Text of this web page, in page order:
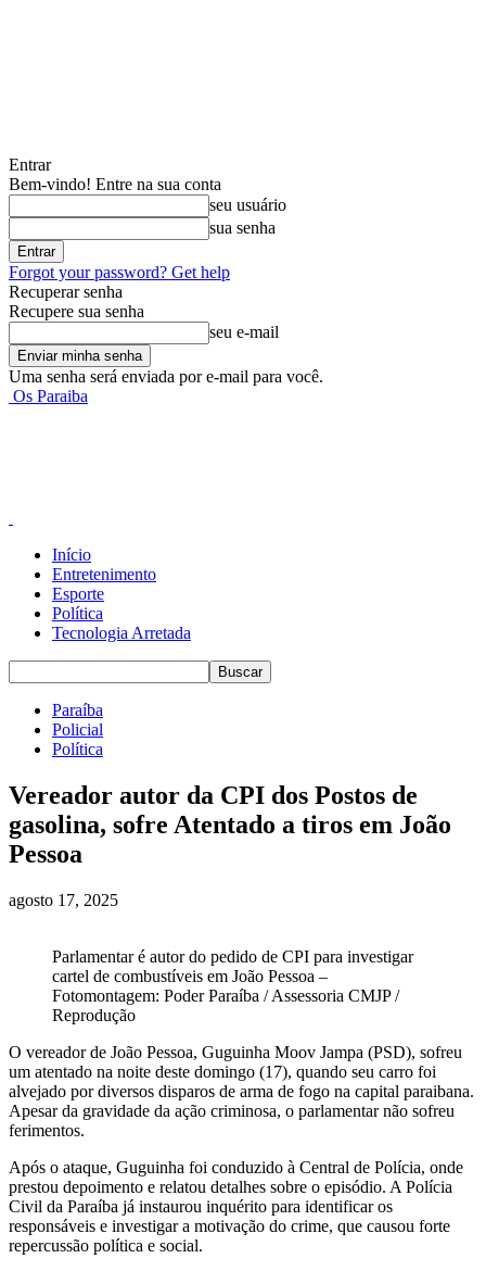
Entrar
Bem-vindo! Entre na sua conta
seu usuário
sua senha
Forgot your password? Get help
Recuperar senha
Recupere sua senha
seu e-mail
Uma senha será enviada por e-mail para você.
Os Paraiba
Início
Entretenimento
Esporte
Política
Tecnologia Arretada
Paraíba
Policial
Política
Vereador autor da CPI dos Postos de
gasolina, sofre Atentado a tiros em João
Pessoa
agosto 17, 2025
Parlamentar é autor do pedido de CPI para investigar
cartel de combustíveis em João Pessoa –
Fotomontagem: Poder Paraíba / Assessoria CMJP /
Reprodução
O vereador de João Pessoa, Guguinha Moov Jampa (PSD), sofreu
um atentado na noite deste domingo (17), quando seu carro foi
alvejado por diversos disparos de arma de fogo na capital paraibana.
Apesar da gravidade da ação criminosa, o parlamentar não sofreu
ferimentos.
Após o ataque, Guguinha foi conduzido à Central de Polícia, onde
prestou depoimento e relatou detalhes sobre o episódio. A Polícia
Civil da Paraíba já instaurou inquérito para identificar os
responsáveis e investigar a motivação do crime, que causou forte
repercussão política e social.